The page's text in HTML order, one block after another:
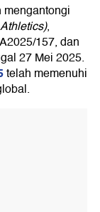
,
157, dan
27 Mei 2025.
telah memenuhi